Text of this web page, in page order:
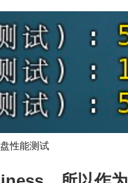
性能测试